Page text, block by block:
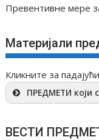
Превентивне мере
Материјали
Кликните за
ПРЕДМЕТИ који
ВЕСТИ